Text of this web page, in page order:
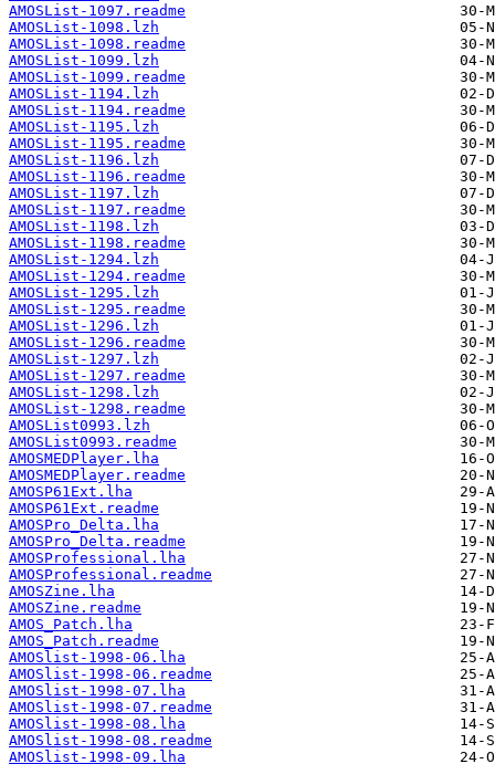
AMOSList-1097.readme
AMOSList-1098.lzh
AMOSList-1098.readme
AMOSList-1099.lzh
AMOSList-1099.readme
AMOSList-1194.lzh
AMOSList-1194.readme
AMOSList-1195.lzh
AMOSList-1195.readme
AMOSList-1196.lzh
AMOSList-1196.readme
AMOSList-1197.lzh
AMOSList-1197.readme
AMOSList-1198.lzh
AMOSList-1198.readme
AMOSList-1294.lzh
AMOSList-1294.readme
AMOSList-1295.lzh
AMOSList-1295.readme
AMOSList-1296.lzh
AMOSList-1296.readme
AMOSList-1297.lzh
AMOSList-1297.readme
AMOSList-1298.lzh
AMOSList-1298.readme
AMOSList0993.lzh
AMOSList0993.readme
AMOSMEDPlayer.lha
AMOSMEDPlayer.readme
AMOSP61Ext.lha
AMOSP61Ext.readme
AMOSPro_Delta.lha
AMOSPro_Delta.readme
AMOSProfessional.lha
AMOSProfessional.readme
AMOSZine.lha
AMOSZine.readme
AMOS_Patch.lha
AMOS_Patch.readme
AMOSlist-1998-06.lha
AMOSlist-1998-06.readme
AMOSlist-1998-07.lha
AMOSlist-1998-07.readme
AMOSlist-1998-08.lha
AMOSlist-1998-08.readme
AMOSlist-1998-09.lha